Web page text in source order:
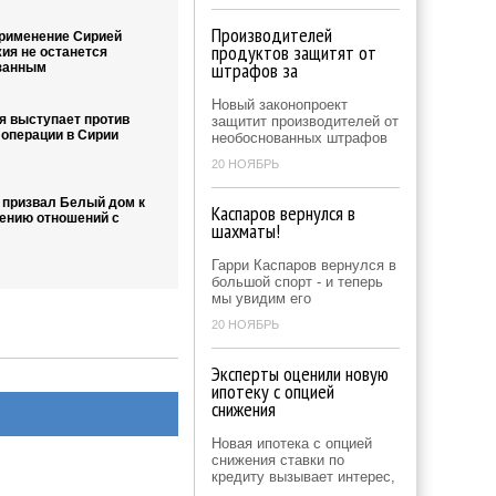
Сирией
не останется
выступает против
в Сирии
Белый дом к
отношений с
Производителей
продуктов защитят от
штрафов за
Новый законопроект
защитит производителей от
необоснованных штрафов
20 НОЯБРЬ
Каспаров вернулся в
шахматы!
Гарри Каспаров вернулся в
большой спорт - и теперь
мы увидим его
20 НОЯБРЬ
Эксперты оценили новую
ипотеку с опцией
снижения
Новая ипотека с опцией
снижения ставки по
кредиту вызывает интерес,